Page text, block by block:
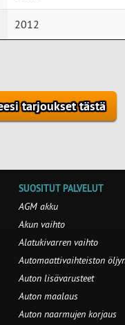
2012
tarjoukset tästä
SUOSITUT PALVELUT
AGM akku
Akun vaihto
Alatukivarren vaihto
Automaattivaihteiston
Auton lisävarusteet
Auton maalaus
Auton naarmujen korjaus